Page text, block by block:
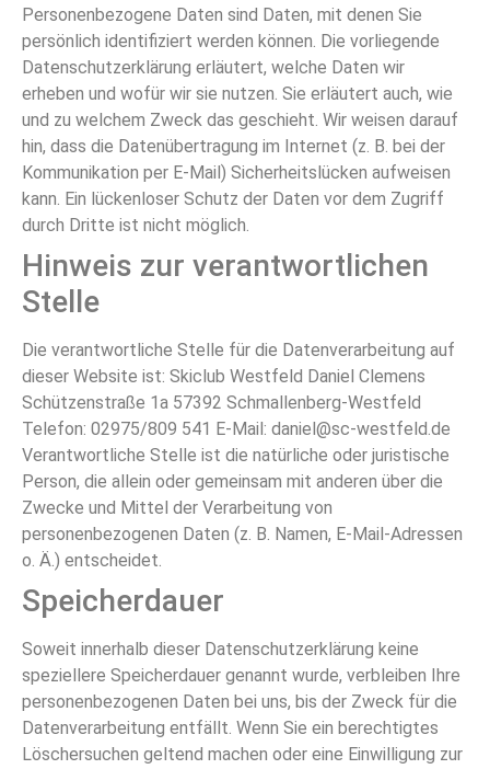
Personenbezogene Daten sind Daten, mit denen Sie
persönlich identifiziert werden können. Die vorliegende
Datenschutzerklärung erläutert, welche Daten wir
erheben und wofür wir sie nutzen. Sie erläutert auch, wie
und zu welchem Zweck das geschieht. Wir weisen darauf
hin, dass die Datenübertragung im Internet (z. B. bei der
Kommunikation per E-Mail) Sicherheitslücken aufweisen
kann. Ein lückenloser Schutz der Daten vor dem Zugriff
durch Dritte ist nicht möglich.
Hinweis zur verantwortlichen
Stelle
Die verantwortliche Stelle für die Datenverarbeitung auf
dieser Website ist: Skiclub Westfeld Daniel Clemens
Schützenstraße 1a 57392 Schmallenberg-Westfeld
Telefon: 02975/809 541 E-Mail: daniel@sc-westfeld.de
Verantwortliche Stelle ist die natürliche oder juristische
Person, die allein oder gemeinsam mit anderen über die
Zwecke und Mittel der Verarbeitung von
personenbezogenen Daten (z. B. Namen, E-Mail-Adressen
o. Ä.) entscheidet.
Speicherdauer
Soweit innerhalb dieser Datenschutzerklärung keine
speziellere Speicherdauer genannt wurde, verbleiben Ihre
personenbezogenen Daten bei uns, bis der Zweck für die
Datenverarbeitung entfällt. Wenn Sie ein berechtigtes
Löschersuchen geltend machen oder eine Einwilligung zur